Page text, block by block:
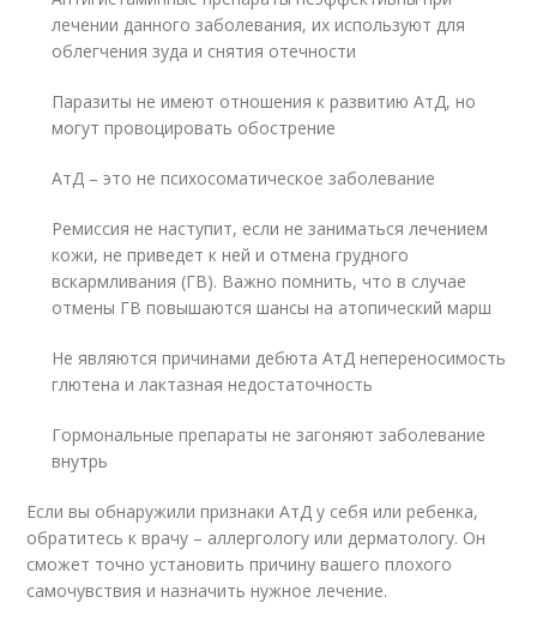
лечении данного заболевания, их используют для
облегчения зуда и снятия отечности
Паразиты не имеют отношения к развитию АтД, но
могут провоцировать обострение
АтД – это не психосоматическое заболевание
Ремиссия не наступит, если не заниматься лечением
кожи, не приведет к ней и отмена грудного
вскармливания (ГВ). Важно помнить, что в случае
отмены ГВ повышаются шансы на атопический марш
Не являются причинами дебюта АтД непереносимость
глютена и лактазная недостаточность
Гормональные препараты не загоняют заболевание
внутрь
Если вы обнаружили признаки АтД у себя или ребенка,
обратитесь к врачу – аллергологу или дерматологу. Он
сможет точно установить причину вашего плохого
самочувствия и назначить нужное лечение.